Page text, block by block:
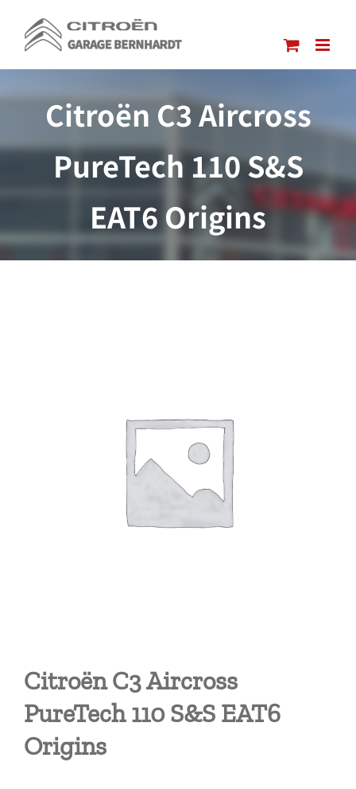
contenu
Citroën C3 Aircross
PureTech 110 S&S
EAT6 Origins
Citroën C3 Aircross
PureTech 110 S&S EAT6
Origins